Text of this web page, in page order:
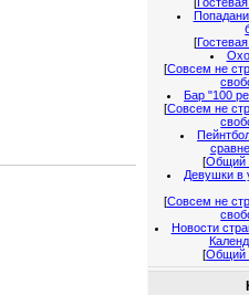
[
[Совсем не
Бар "100
[Совсем не
[Общий
Девушки в
[Совсем не
Новости
[Общий